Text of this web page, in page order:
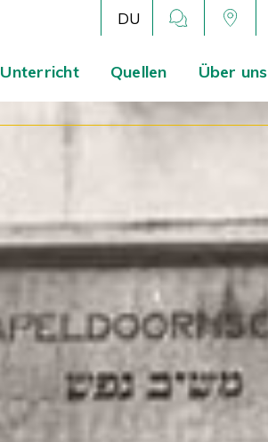
DU
Unterricht Quellen Über uns